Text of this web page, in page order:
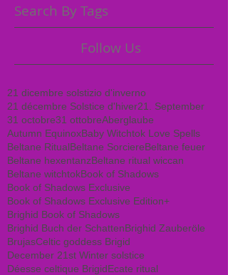
Search By Tags
Follow Us
21 dicembre solstizio d'inverno
21 décembre Solstice d'hiver21. September
31 octobre31 ottobreAberglaube
Autumn EquinoxBaby Witchtok Love Spells
Beltane RitualBeltane SorciereBeltane feuer
Beltane hexentanzBeltane ritual wiccan
Beltane witchtokBook of Shadows
Book of Shadows Exclusive
Book of Shadows Exclusive Edition+
Brighid Book of Shadows
Brighid Buch der SchattenBrighid Zauberöle
BrujasCeltic goddess Brigid
December 21st Winter solstice
Déesse celtique BrigidEcate ritual